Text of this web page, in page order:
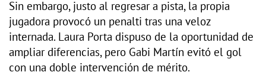
Sin embargo, justo al regresar a pista, la propia
jugadora provocó un penalti tras una veloz
internada. Laura Porta dispuso de la oportunidad de
ampliar diferencias, pero Gabi Martín evitó el gol
con una doble intervención de mérito.